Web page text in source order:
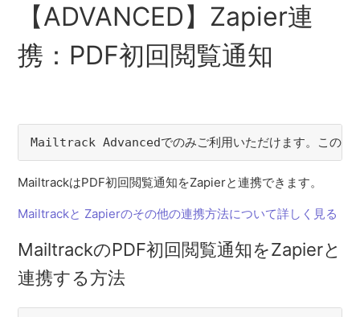
【ADVANCED】Zapier連
携：PDF初回閲覧通知
Mailtrack Advancedでのみご利用いただけます。この機
MailtrackはPDF初回閲覧通知をZapierと連携できます。
Mailtrackと Zapierのその他の連携方法について詳しく見る
MailtrackのPDF初回閲覧通知をZapierと
連携する方法